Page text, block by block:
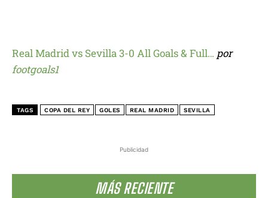
Publicidad
MÁS RECIENTE
Real Madrid vs Sevilla 3-0 All Goals & Full… por
footgoals1
TAGS COPA DEL REY GOLES REAL MADRID SEVILLA